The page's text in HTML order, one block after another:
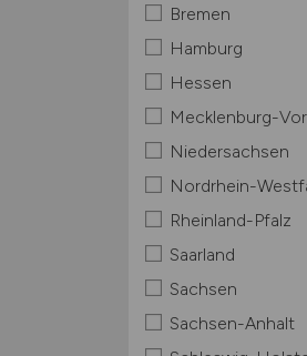
Bremen
Hamburg
Hessen
Mecklenburg-
Niedersachsen
Nordrhein-
Rheinland-Pfalz
Saarland
Sachsen
Sachsen-Anhalt